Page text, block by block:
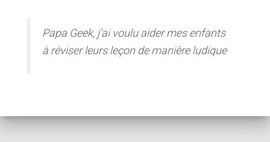
Papa Geek, j'ai voulu aider mes enfants
à réviser leurs leçon de manière ludique